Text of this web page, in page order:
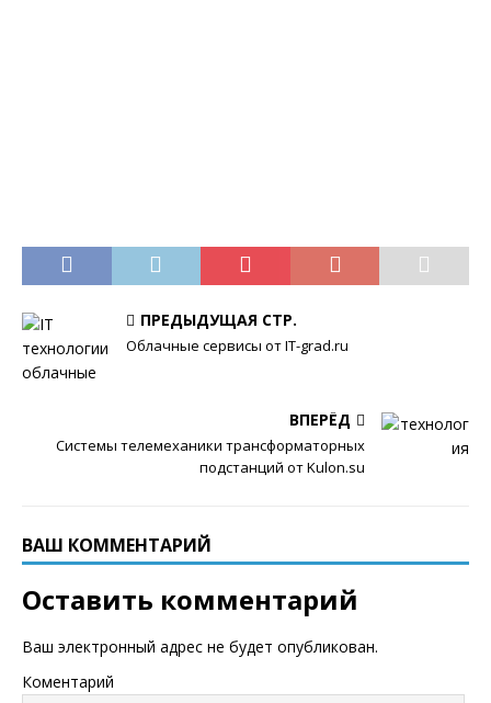
ПРЕДЫДУЩАЯ СТР.
Облачные сервисы от IT-grad.ru
ВПЕРЁД
Системы телемеханики трансформаторных
подстанций от Kulon.su
ВАШ КОММЕНТАРИЙ
Оставить комментарий
Ваш электронный адрес не будет опубликован.
Коментарий